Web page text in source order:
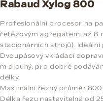
Rabaud Xylog 800
Profesionální procesor na
řetězovým agregátem: až 8
stacionárních strojů). Ideální
Dvoupásový vkládací
m dlouhý, pro dobré
délky.
Maximální řezný průměr 800
Délka řezu nastavitelná od